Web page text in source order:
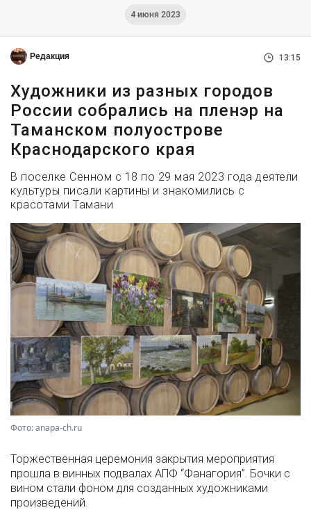
4 июня 2023
Редакция 13:15
Художники из разных городов
России собрались на пленэр на
Таманском полуострове
Краснодарского края
В поселке Сенном с 18 по 29 мая 2023 года деятели
культуры писали картины и знакомились с
красотами Тамани
Фото: anapa-ch.ru
Торжественная церемония закрытия мероприятия
прошла в винных подвалах АПФ “Фанагория”. Бочки с
вином стали фоном для созданных художниками
произведений.